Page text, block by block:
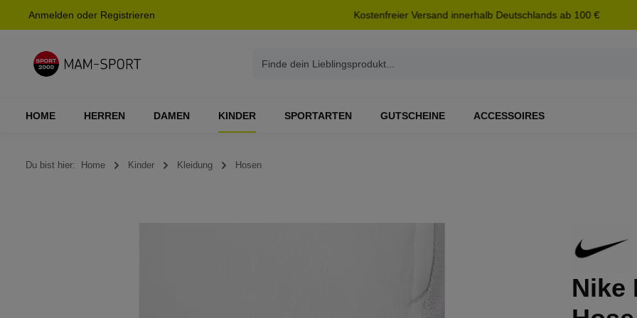
Zur Hauptnavigation springen
Anmelden oder Registrieren Kostenfreier Versand innerhalb Deutschlands ab 100 €
HOME HERREN DAMEN KINDER SPORTARTEN GUTSCHEINE ACCESSOIRES
Du bist hier: Home Kinder Kleidung Hosen
Nike